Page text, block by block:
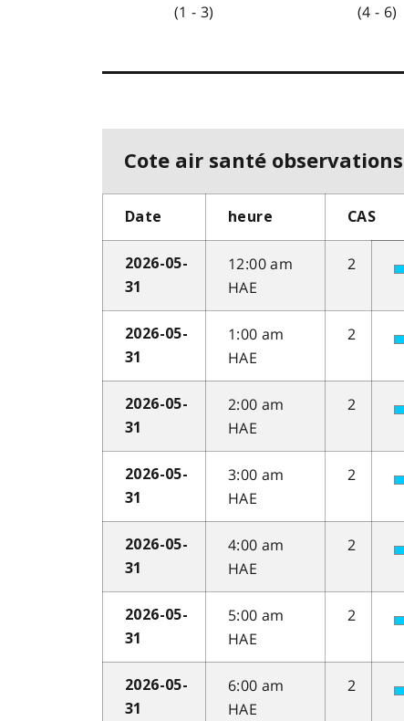
(1 - 3)
(4 - 6)
Cote air santé
Date heure CAS
2026-05-
31
12:00 am
HAE
2
2026-05-
31
1:00 am
HAE
2
2026-05-
31
2:00 am
HAE
2
2026-05-
31
3:00 am
HAE
2
2026-05-
31
4:00 am
HAE
2
2026-05-
31
5:00 am
HAE
2
2026-05-
31
6:00 am
HAE
2